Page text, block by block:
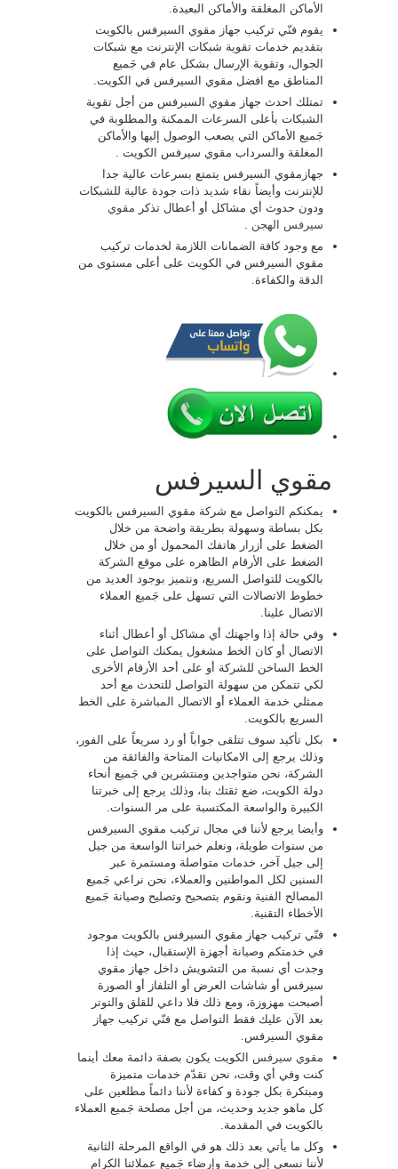
الأماكن المغلقة والأماكن البعيدة.
يقوم فنّي تركيب جهاز مقوي السيرفس بالكويت
بتقديم خدمات تقوية شبكات الإنترنت مع شبكات
الجوال، وتقوية الإرسال بشكل عام في جَميع
المناطق مع افضل مقوي السيرفس في الكويت.
تمتلك احدث جهاز مقوي السيرفس من أجل تقوية
الشبكات بأعلى السرعات الممكنة والمطلوبة في
جَميع الأماكن التي يصعب الوصول إليها والأماكن
المغلقة والسرداب مقوي سيرفس الكويت .
جهازمقوي السيرفس يتمتع بسرعات عالية جدا
للإنترنت وأيضاً نقاء شديد ذات جودة عالية للشبكات
ودون حدوث أي مشاكل أو أعطال تذكر مقوي
سيرفس الهجن
مع وجود كافة الضمانات اللازمة لخدمات تركيب
مقوي السيرفس في الكويت على أعلى مستوى من
الدقة والكفاءة.
مقوي السيرفس
يمكنكم التواصل مع شركة مقوي السيرفس بالكويت
بكل بساطة وسهولة بطريقة واضحة من خلال
الضغط على أزرار هاتفك المحمول أو من خلال
الضغط على الأرقام الظاهره على موقع الشركة
بالكويت للتواصل السريع، ونتميز بوجود العديد من
خطوط الاتصالات التي تسهل على جَميع العملاء
الاتصال علينا.
وفي حالة إذا واجهتك أي مشاكل أو أعطال أثناء
الاتصال أو كان الخط مشغول يمكنك التواصل على
الخط الساخن للشركة أو على أحد الأرقام الأخرى
لكي تتمكن من سهولة التواصل للتحدث مع أحد
ممثلي خدمة العملاء أو الاتصال المباشرة على الخط
السريع بالكويت.
بكل تأكيد سوف تتلقى جواباً أو رد سريعاً على الفور،
وذلك يرجع إلى الامكانيات المتاحة والفائقة من
الشركة، نحن متواجدين ومنتشرين في جَميع أنحاء
دولة الكويت، ضع ثقتك بنا، وذلك يرجع إلى خبرتنا
الكبيرة والواسعة المكتسبة على مر السنوات.
وأيضا يرجع لأننا في مجال تركيب مقوي السيرفس
من سنوات طويلة، ونعلم خبراتنا الواسعة من جيل
إلى جيل آخر، خدمات متواصلة ومستمرة عبر
السنين لكل المواطنين والعملاء، نحن نراعي جَميع
المصالح الفنية ونقوم بتصحيح وتصليح وصيانة جَميع
الأخطاء التقنية.
فنّي تركيب جهاز مقوي السيرفس بالكويت موجود
في خدمتكم وصيانة أجهزة الإستقبال، حيث إذا
وجدت أي نسبة من التشويش داخل جهاز مقوي
سيرفس أو شاشات العرض أو التلفاز أو الصورة
أصبحت مهزوزة، ومع ذلك فلا داعي للقلق والتوتر
بعد الآن عليك فقط التواصل مع فنّي تركيب جهاز
مقوي السيرفس.
مقوي سيرفس الكويت يكون بصفة دائمة معك أينما
كنت وفي أي وقت، نحن نقدّم خدمات متميزة
ومبتكرة بكل جودة و كفاءة لأننا دائماً مطلعين على
كل ماهو جديد وحديث، من أجل مصلحة جَميع العملاء
بالكويت في المقدمة.
وكل ما يأتي بعد ذلك هو في الواقع المرحلة الثانية
لأننا نسعى إلى خدمة وإرضاء جَميع عملائنا الكرام